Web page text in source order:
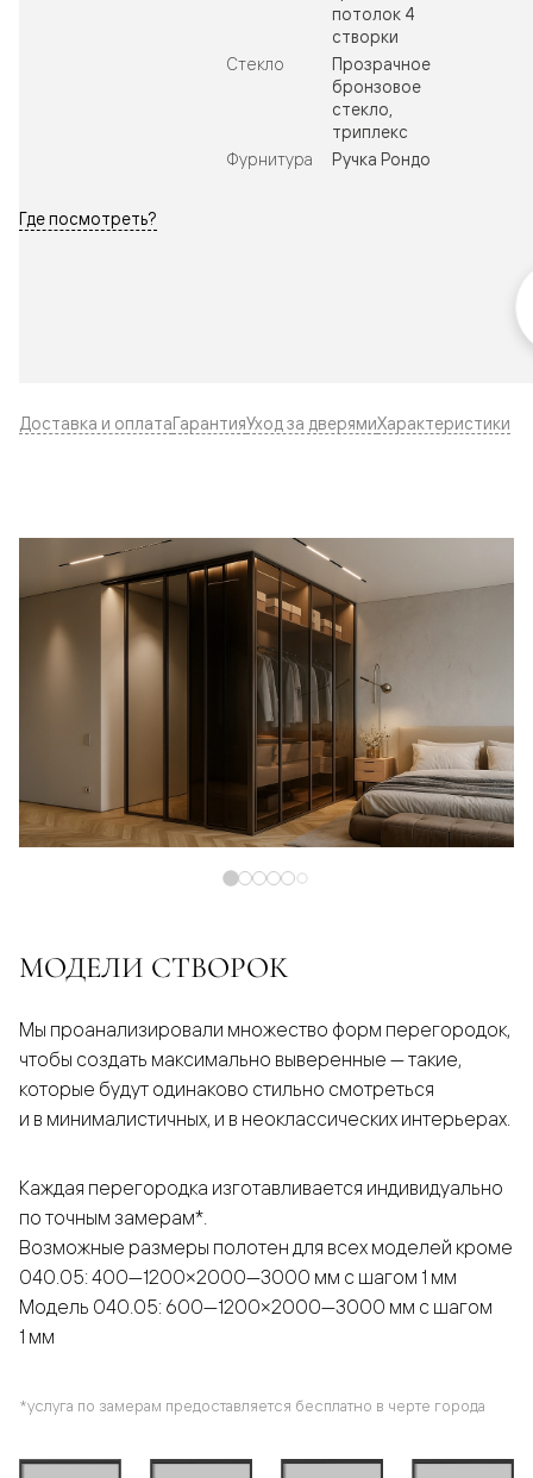
потолок 4
створки
Стекло
Прозрачное
бронзовое
стекло,
триплекс
Фурнитура
Ручка Рондо
Где посмотреть?
Доставка и оплатаГарантияУход за дверямиХарактеристики
МОДЕЛИ СТВОРОК
Мы проанализировали множество форм перегородок,
чтобы создать максимально выверенные — такие,
которые будут одинаково стильно смотреться
и в минималистичных, и в неоклассических интерьерах.
Каждая перегородка изготавливается индивидуально
по точным замерам*.
Возможные размеры полотен для всех моделей кроме
040.05: 400—1200×2000—3000 мм с шагом 1 мм
Модель 040.05: 600—1200×2000—3000 мм с шагом
1 мм
*услуга по замерам предоставляется бесплатно в черте города